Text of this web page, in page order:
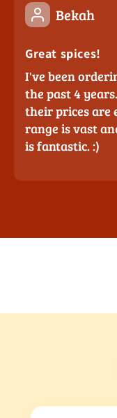
Bekah
Great spices!
I've been
the past 4
their prices are
range is vast
is fantastic. :)